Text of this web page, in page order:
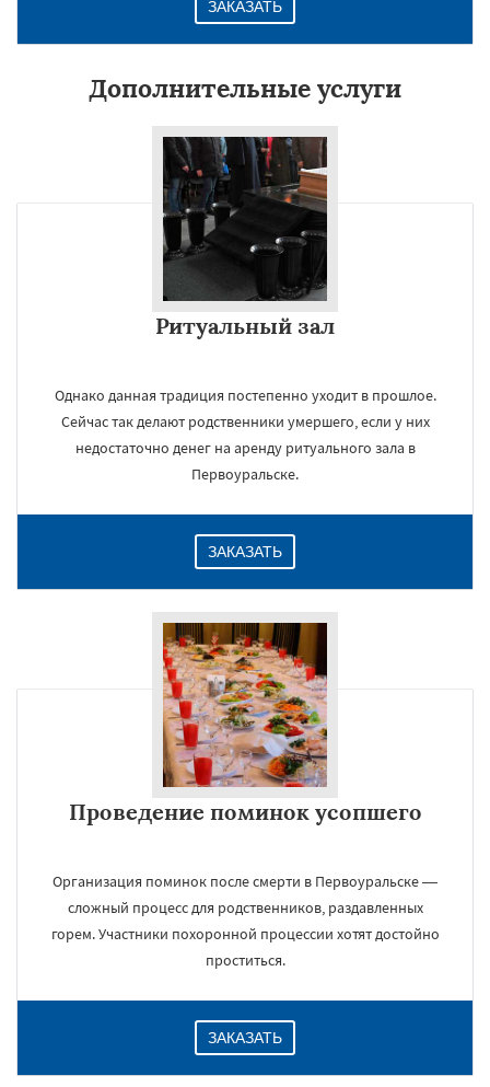
ЗАКАЗАТЬ
Дополнительные услуги
Ритуальный зал
Однако данная традиция постепенно уходит в прошлое.
Сейчас так делают родственники умершего, если у них
недостаточно денег на аренду ритуального зала в
Первоуральске.
ЗАКАЗАТЬ
Проведение поминок усопшего
Организация поминок после смерти в Первоуральске —
сложный процесс для родственников, раздавленных
горем. Участники похоронной процессии хотят достойно
проститься.
ЗАКАЗАТЬ
Даю согласие на обработку персональных данных